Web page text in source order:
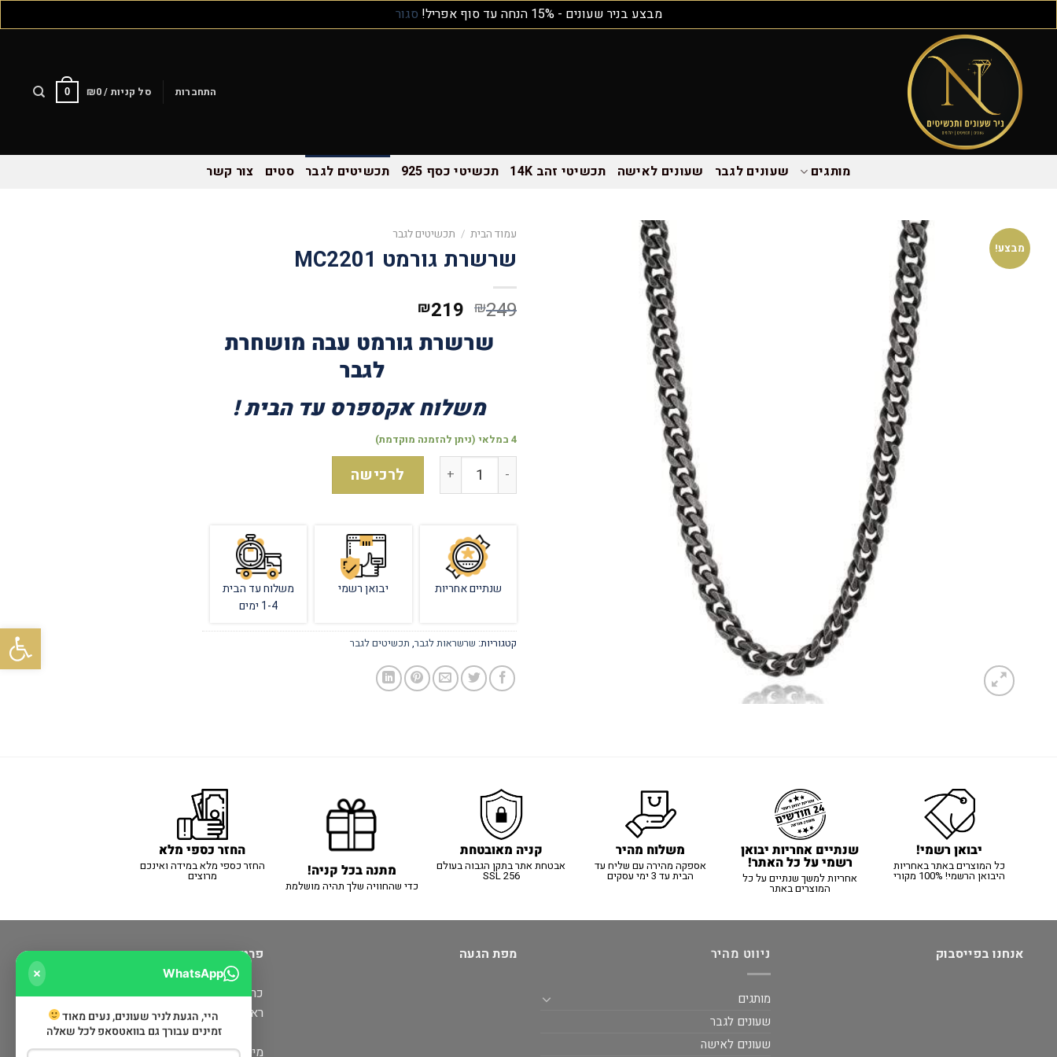
פתח
מבצע בניר שעונים - 15% הנחה עד סוף אפריל! סגור
התחברות סל קניות / ₪0
0
מותגים שעונים לגבר שעונים לאישה תכשיטי זהב 14K תכשיטי כסף 925 תכשיטים לגבר סטים צור קשר
מבצע!
עמוד הבית / תכשיטים לגבר
שרשרת גורמט MC2201
₪249
₪219
שרשרת גורמט עבה מושחרת
לגבר
משלוח אקספרס עד הבית !
4 במלאי (ניתן להזמנה מוקדמת)
לרכישה
שנתיים אחריות יבואן רשמי
משלוח עד הבית
1-4 ימים
קטגוריות: שרשראות לגבר, תכשיטים לגבר
יבואן רשמי!
כל המוצרים באתר באחריות
היבואן הרשמי! 100% מקורי
שנתיים אחריות יבואן
רשמי על כל האתר!
אחריות למשך שנתיים על כל
המוצרים באתר
משלוח מהיר
אספקה מהירה עם שליח עד
הבית עד 3 ימי עסקים
קניה מאובטחת
אבטחת אתר בתקן הגבוה בעולם
SSL 256 מתנה בכל קניה!
כדי שהחוויה שלך תהיה מושלמת
החזר כספי מלא
החזר כספי מלא במידה ואינכם
מרוצים
אנחנו בפייסבוק ניווט מהיר
מותגים
שעונים לגבר
שעונים לאישה
מפת הגעה פרטי יצירת קשר
כרמיאל: מעלה כמון 5 קניון חוצות
ראש פינה: דרך הגליל 6 (מתחם שופינה)
מייל:nirwatch@gmail.com
WhatsApp
היי, הגעת לניר שעונים, נעים מאוד
זמינים עבורך גם בוואטסאפ לכל שאלה